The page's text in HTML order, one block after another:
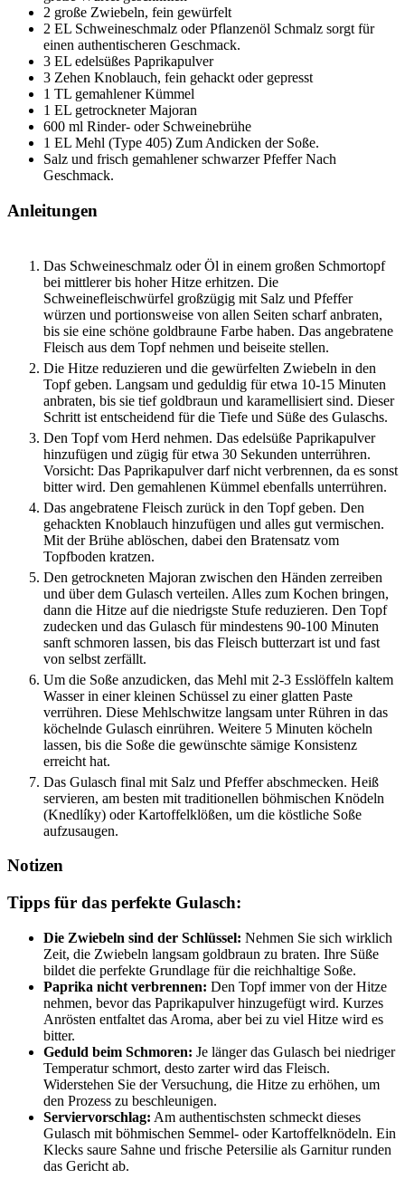
2 große Zwiebeln, fein gewürfelt
2 EL Schweineschmalz oder Pflanzenöl Schmalz sorgt für
einen authentischeren Geschmack.
3 EL edelsüßes Paprikapulver
3 Zehen Knoblauch, fein gehackt oder gepresst
1 TL gemahlener Kümmel
1 EL getrockneter Majoran
600 ml Rinder- oder Schweinebrühe
1 EL Mehl (Type 405) Zum Andicken der Soße.
Salz und frisch gemahlener schwarzer Pfeffer Nach
Geschmack.
Anleitungen
Das Schweineschmalz oder Öl in einem großen Schmortopf
bei mittlerer bis hoher Hitze erhitzen. Die
Schweinefleischwürfel großzügig mit Salz und Pfeffer
würzen und portionsweise von allen Seiten scharf anbraten,
bis sie eine schöne goldbraune Farbe haben. Das angebratene
Fleisch aus dem Topf nehmen und beiseite stellen.
Die Hitze reduzieren und die gewürfelten Zwiebeln in den
Topf geben. Langsam und geduldig für etwa 10-15 Minuten
anbraten, bis sie tief goldbraun und karamellisiert sind. Dieser
Schritt ist entscheidend für die Tiefe und Süße des Gulaschs.
Den Topf vom Herd nehmen. Das edelsüße Paprikapulver
hinzufügen und zügig für etwa 30 Sekunden unterrühren.
Vorsicht: Das Paprikapulver darf nicht verbrennen, da es sonst
bitter wird. Den gemahlenen Kümmel ebenfalls unterrühren.
Das angebratene Fleisch zurück in den Topf geben. Den
gehackten Knoblauch hinzufügen und alles gut vermischen.
Mit der Brühe ablöschen, dabei den Bratensatz vom
Topfboden kratzen.
Den getrockneten Majoran zwischen den Händen zerreiben
und über dem Gulasch verteilen. Alles zum Kochen bringen,
dann die Hitze auf die niedrigste Stufe reduzieren. Den Topf
zudecken und das Gulasch für mindestens 90-100 Minuten
sanft schmoren lassen, bis das Fleisch butterzart ist und fast
von selbst zerfällt.
Um die Soße anzudicken, das Mehl mit 2-3 Esslöffeln kaltem
Wasser in einer kleinen Schüssel zu einer glatten Paste
verrühren. Diese Mehlschwitze langsam unter Rühren in das
köchelnde Gulasch einrühren. Weitere 5 Minuten köcheln
lassen, bis die Soße die gewünschte sämige Konsistenz
erreicht hat.
Das Gulasch final mit Salz und Pfeffer abschmecken. Heiß
servieren, am besten mit traditionellen böhmischen Knödeln
(Knedlíky) oder Kartoffelklößen, um die köstliche Soße
aufzusaugen.
Notizen
Tipps für das perfekte Gulasch:
Die Zwiebeln sind der Schlüssel: Nehmen Sie sich wirklich
Zeit, die Zwiebeln langsam goldbraun zu braten. Ihre Süße
bildet die perfekte Grundlage für die reichhaltige Soße.
Paprika nicht verbrennen: Den Topf immer von der Hitze
nehmen, bevor das Paprikapulver hinzugefügt wird. Kurzes
Anrösten entfaltet das Aroma, aber bei zu viel Hitze wird es
bitter.
Geduld beim Schmoren: Je länger das Gulasch bei niedriger
Temperatur schmort, desto zarter wird das Fleisch.
Widerstehen Sie der Versuchung, die Hitze zu erhöhen, um
den Prozess zu beschleunigen.
Serviervorschlag: Am authentischsten schmeckt dieses
Gulasch mit böhmischen Semmel- oder Kartoffelknödeln. Ein
Klecks saure Sahne und frische Petersilie als Garnitur runden
das Gericht ab.